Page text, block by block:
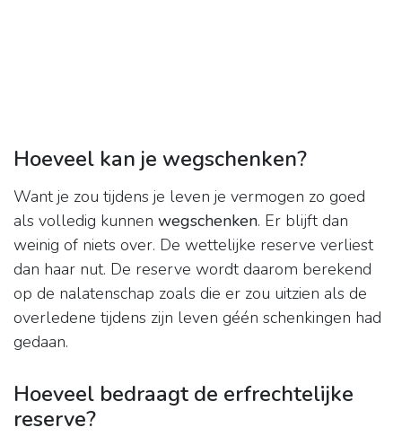
Hoeveel kan je wegschenken?
Want je zou tijdens je leven je vermogen zo goed
als volledig kunnen wegschenken. Er blijft dan
weinig of niets over. De wettelijke reserve verliest
dan haar nut. De reserve wordt daarom berekend
op de nalatenschap zoals die er zou uitzien als de
overledene tijdens zijn leven géén schenkingen had
gedaan.
Hoeveel bedraagt de erfrechtelijke
reserve?